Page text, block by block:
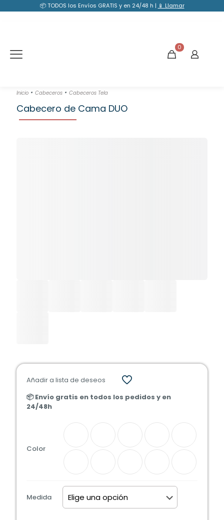
📦 TODOS los Envíos GRATIS y en 24/48 h | 📱 Llamar
0
Inicio • Cabeceros • Cabeceros Tela
Cabecero de Cama DUO
Añadir a lista de deseos
📦 Envío gratis en todos los pedidos y en
24/48h
Color
Medida